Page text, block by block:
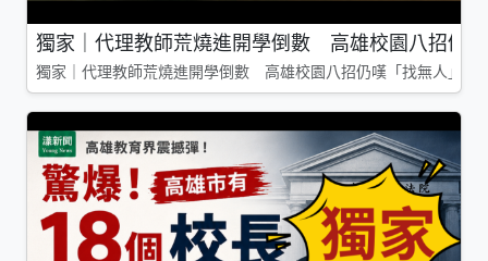
獨家｜代理教師荒燒進開學倒數 高雄校園八招仍
獨家｜代理教師荒燒進開學倒數 高雄校園八招仍嘆「找無人」